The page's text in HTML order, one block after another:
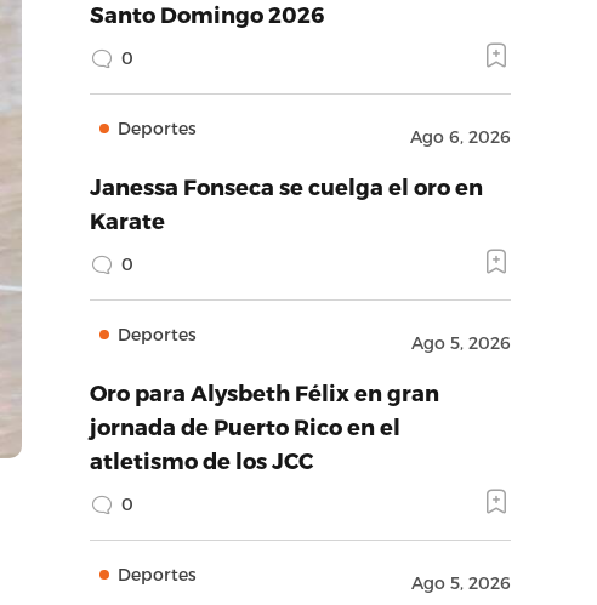
Santo Domingo 2026
0
Deportes Ago 6, 2026
Janessa Fonseca se cuelga el oro en
Karate
0
Deportes Ago 5, 2026
Oro para Alysbeth Félix en gran
jornada de Puerto Rico en el
atletismo de los JCC
0
Deportes Ago 5, 2026